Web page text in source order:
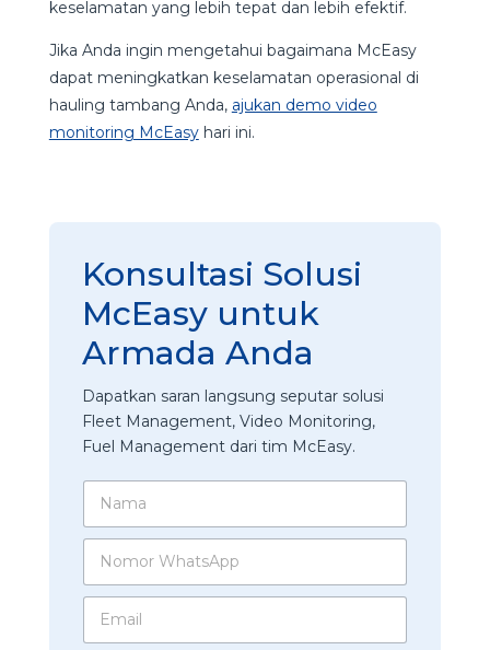
keselamatan yang lebih tepat dan lebih efektif.
Jika Anda ingin mengetahui bagaimana McEasy
dapat meningkatkan keselamatan operasional di
hauling tambang Anda, ajukan demo video
monitoring McEasyhari ini.
Konsultasi Solusi
McEasy untuk
Armada Anda
Dapatkan saran langsung seputar solusi
Fleet Management, Video Monitoring,
Fuel Management dari tim McEasy.
N
m
N
m
E